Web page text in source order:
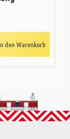
den Warenkorb